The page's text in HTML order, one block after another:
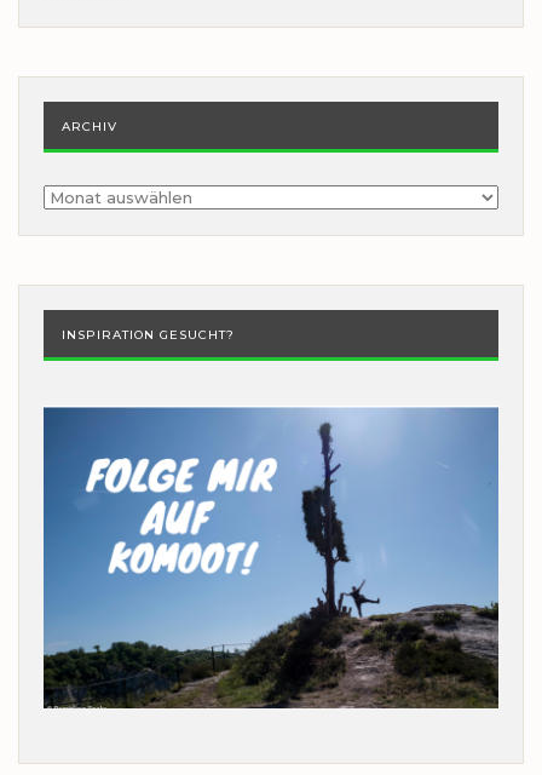
ARCHIV
Archiv
INSPIRATION GESUCHT?